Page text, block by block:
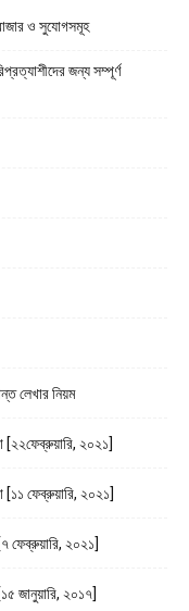
বাজার ও সুযোগসমূহ
জন্য সম্পূর্ণ
লেখার নিয়ম
[২২ফেব্রুয়ারি, ২০২১]
[১১ ফেব্রুয়ারি, ২০২১]
ফেব্রুয়ারি, ২০২১]
জানুয়ারি, ২০১৭]